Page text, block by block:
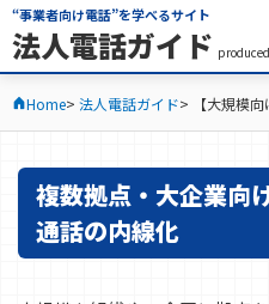
“事業者向け電話”を学べるサイト
法人電話ガイド
Home 法人電話ガイド 【大規模
複数拠点・大企業向
通話の内線化